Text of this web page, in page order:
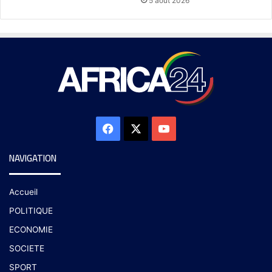
NAVIGATION
Accueil
POLITIQUE
ECONOMIE
SOCIETE
SPORT